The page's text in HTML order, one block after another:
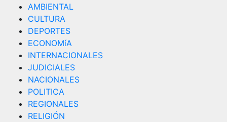
AMBIENTAL
CULTURA
DEPORTES
ECONOMíA
INTERNACIONALES
JUDICIALES
NACIONALES
POLITICA
REGIONALES
RELIGIÓN